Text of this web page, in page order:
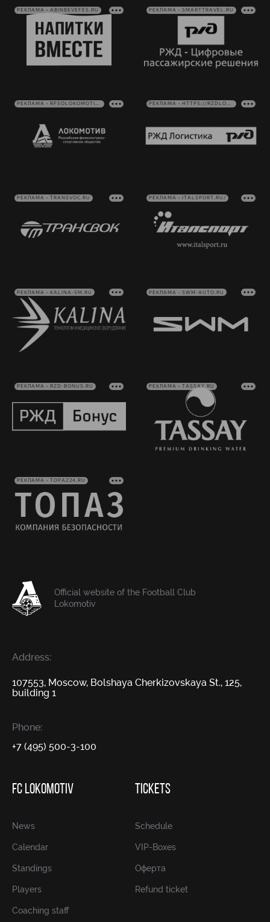
РЕКЛАМА • ABINBEVEFES.RU РЕКЛАМА • SMARTTRAVEL.RU
РЕКЛАМА • RFSOLOKOMOTIV.RU РЕКЛАМА • HTTPS://RZDLOG.RU/
РЕКЛАМА • TRANSVOC.RU РЕКЛАМА • ITALSPORT.RU/
РЕКЛАМА • KALINA-SM.RU РЕКЛАМА • SWM-AUTO.RU
РЕКЛАМА • RZD-BONUS.RU РЕКЛАМА • TASSAY.RU
РЕКЛАМА • TOPAZ24.RU
Official website of the Football Club
Lokomotiv
Address:
107553, Moscow, Bolshaya Cherkizovskaya St., 125,
building 1
Phone:
+7 (495) 500-3-100
FC LOKOMOTIV
News
Calendar
Standings
Players
Coaching staff
TICKETS
Schedule
VIP-Boxes
Оферта
Refund ticket